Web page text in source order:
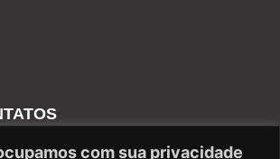
com sua privacidade